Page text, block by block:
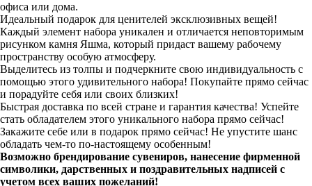
офиса или дома.
Идеальный подарок для ценителей эксклюзивных вещей!
Каждый элемент набора уникален и отличается неповторимым
рисунком камня Яшма, который придаст вашему рабочему
пространству особую атмосферу.
Выделитесь из толпы и подчеркните свою индивидуальность с
помощью этого удивительного набора! Покупайте прямо сейчас
и порадуйте себя или своих близких!
Быстрая доставка по всей стране и гарантия качества! Успейте
стать обладателем этого уникального набора прямо сейчас!
Закажите себе или в подарок прямо сейчас! Не упустите шанс
обладать чем-то по-настоящему особенным!
Возможно брендирование сувениров, нанесение фирменной
символики, дарственных и поздравительных надписей с
учетом всех ваших пожеланий!